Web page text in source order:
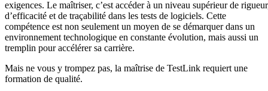
exigences. Le maîtriser, c’est accéder à un niveau supérieur de
d’efficacité et de traçabilité dans les tests de logiciels. Cette
compétence est non seulement un moyen de se démarquer dans un
environnement technologique en constante évolution, mais aussi un
tremplin pour accélérer sa carrière.
Mais ne vous y trompez pas, la maîtrise de TestLink requiert une
formation de qualité.